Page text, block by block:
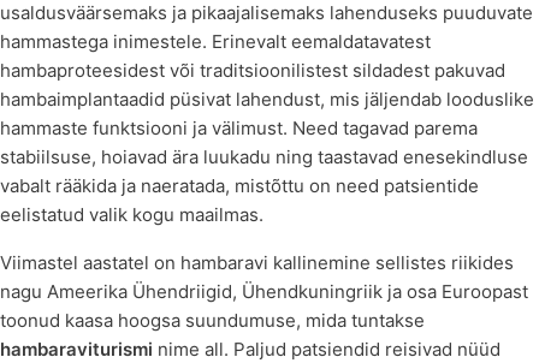
usaldusväärsemaks ja pikaajalisemaks lahenduseks puuduvate
hammastega inimestele. Erinevalt eemaldatavatest
hambaproteesidest või traditsioonilistest sildadest pakuvad
hambaimplantaadid püsivat lahendust, mis jäljendab looduslike
hammaste funktsiooni ja välimust. Need tagavad parema
stabiilsuse, hoiavad ära luukadu ning taastavad enesekindluse
vabalt rääkida ja naeratada, mistõttu on need patsientide
eelistatud valik kogu maailmas.
Viimastel aastatel on hambaravi kallinemine sellistes riikides
nagu Ameerika Ühendriigid, Ühendkuningriik ja osa Euroopast
toonud kaasa hoogsa suundumuse, mida tuntakse
hambaraviturismi nime all. Paljud patsiendid reisivad nüüd